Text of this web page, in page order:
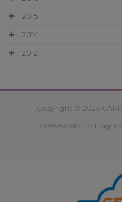
2015
2014
2012
Copyright © 2026
13239980967 - All Rights